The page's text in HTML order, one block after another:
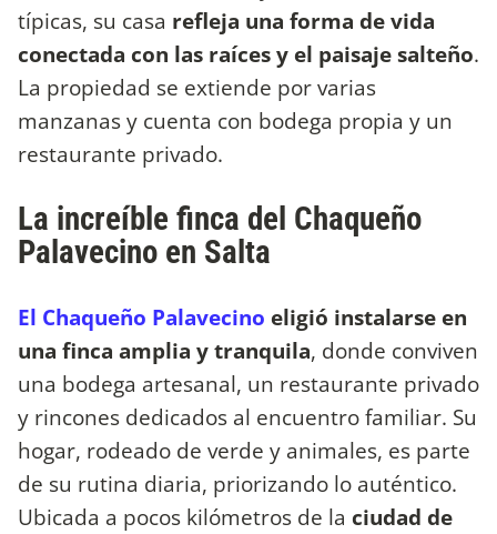
típicas, su casa refleja una forma de vida
conectada con las raíces y el paisaje salteño.
La propiedad se extiende por varias
manzanas y cuenta con bodega propia y un
restaurante privado.
La increíble finca del Chaqueño
Palavecino en Salta
El Chaqueño Palavecino eligió instalarse en
una finca amplia y tranquila, donde conviven
una bodega artesanal, un restaurante privado
y rincones dedicados al encuentro familiar. Su
hogar, rodeado de verde y animales, es parte
de su rutina diaria, priorizando lo auténtico.
Ubicada a pocos kilómetros de la ciudad de